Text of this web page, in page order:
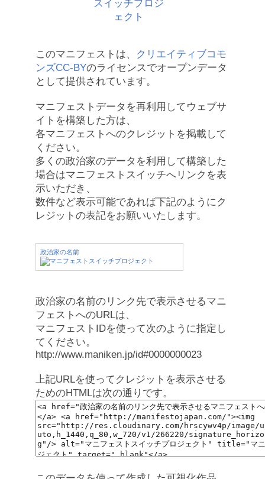
このマニフェストは、
クリエイティブコモ
ンズCC-BYのライセンスでオープンデータ
として提供されています。
マニフェストデータを再利用してウェブサ
イトを構築した方は、
各マニフェストへのクレジットを掲載して
ください。
多くの政治家のデータを利用して構築した
場合はマニフェストスイッチへリンクを表
示いただき、
数件など表示可能であれば下記のようにク
レジットの表記をお願いいたします。
政治家の名前
政治家の名前のリンク先で表示させるマニ
フェストへのURLは、
マニフェストIDを使って次のように指定し
てください。
http://www.maniken.jp/id#0000000023
上記URLを使ってクレジットを表示させる
ためのHTMLは次の通りです。